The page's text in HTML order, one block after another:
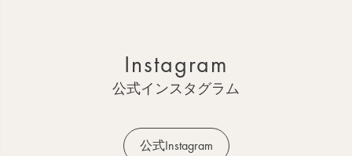
Instagram
公式インスタグラム
公式Instagram